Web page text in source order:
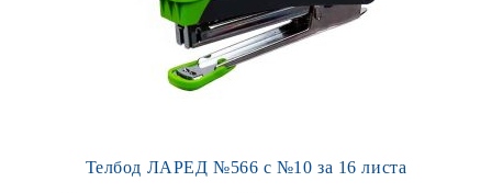
Телбод ЛАРЕД №566 с №10 за 16 листа